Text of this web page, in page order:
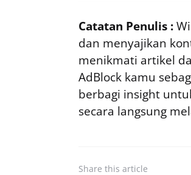
Catatan Penulis :
dan menyajikan
menikmati artikel
AdBlock kamu
berbagi insight
secara langsung
Share this article